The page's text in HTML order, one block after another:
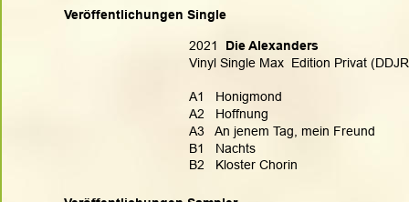
2021
  Die Alexanders
Vinyl Single Max  Edition Privat
A1   Honigmond
A2   Hoffnung
A3   An jenem Tag, mein Freund
B1   Nachts
B2   Kloster Chorin
Veröffentlichungen Single